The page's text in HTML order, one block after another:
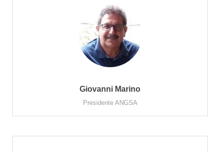
Giovanni Marino
Presidente ANGSA